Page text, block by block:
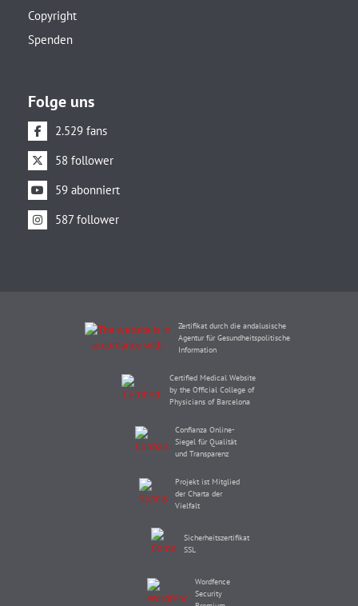
Copyright
Spenden
Folge uns
2.529 fans
58 follower
59 abonniert
587 follower
Zertifikat durch die andalusische
Agentur für Gesundheitspolitische
Information
Certified Medical Website
by the Official College of
Physicians of Barcelona
Confianza Online-
Siegel für Qualität
und Transparenz
Projekt ist Mitglied
der Charta der
Vielfalt
Sicherheitszertifikat
SSL
Wordfence
Security